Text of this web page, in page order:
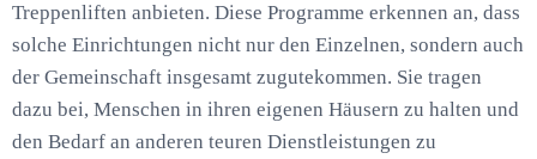
Treppenliften anbieten. Diese Programme erkennen an, dass
solche Einrichtungen nicht nur den Einzelnen, sondern auch
der Gemeinschaft insgesamt zugutekommen. Sie tragen
dazu bei, Menschen in ihren eigenen Häusern zu halten und
den Bedarf an anderen teuren Dienstleistungen zu